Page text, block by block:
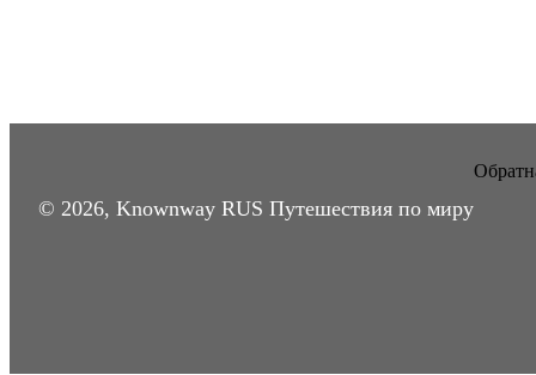
© 2026, Knownway RUS Путешествия по миру